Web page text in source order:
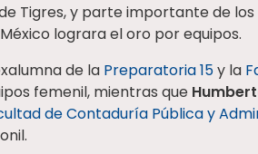
Tigres, y parte importante de
lograra el oro por equipos.
de la Preparatoria 15y la
femenil, mientras que
de Contaduría Pública y